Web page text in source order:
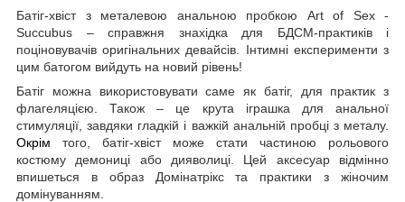
Батіг-хвіст з металевою анальною пробкою Art of Sex -
Succubus – справжня знахідка для БДСМ-практиків і
поціновувачів оригінальних девайсів. Інтимні експерименти з
цим батогом вийдуть на новий рівень!
Батіг можна використовувати саме як батіг, для практик з
флагеляцією. Також – це крута іграшка для анальної
стимуляції, завдяки гладкій і важкій анальній пробці з металу.
Окрім того, батіг-хвіст може стати частиною рольового
костюму демониці або дияволиці. Цей аксесуар відмінно
впишеться в образ Домінатрікс та практики з жіночим
домінуванням.